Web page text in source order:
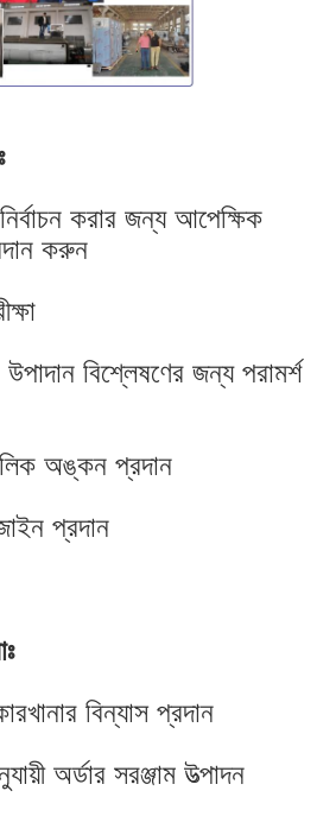
করার জন্য আপেক্ষিক
করুন
উপাদান বিশ্লেষণের জন্য পরামর্শ
অঙ্কন প্রদান
প্রদান
বিন্যাস প্রদান
অর্ডার সরঞ্জাম উত্পাদন